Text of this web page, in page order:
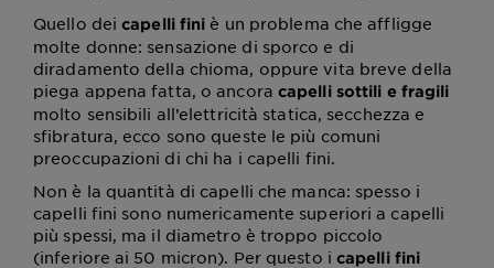
Quello deicapelli fini è un problema che affligge
molte donne: sensazione di sporco e di
diradamento della chioma, oppure vita breve della
piega appena fatta, o ancora capelli sottili e fragili
molto sensibili all’elettricità statica, secchezza e
sfibratura, ecco sono queste le più comuni
preoccupazioni di chi ha i capelli fini.
Non è la quantità di capelli che manca: spesso i
capelli fini sono numericamente superiori a capelli
più spessi, ma il diametro è troppo piccolo
(inferiore ai 50 micron). Per questo i capelli fini